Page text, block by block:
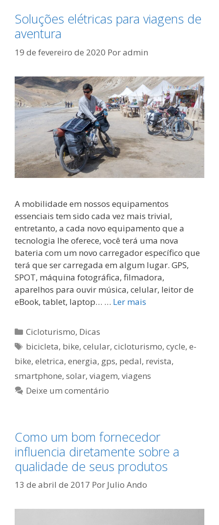
Soluções elétricas para viagens de
aventura
19 de fevereiro de 2020 Poradmin
A mobilidade em nossos equipamentos
essenciais tem sido cada vez mais trivial,
entretanto, a cada novo equipamento que a
tecnologia lhe oferece, você terá uma nova
bateria com um novo carregador específico que
terá que ser carregada em algum lugar. GPS,
SPOT, máquina fotográfica, filmadora,
aparelhos para ouvir música, celular, leitor de
eBook, tablet, laptop… … Ler mais
Categorias
Cicloturismo, Dicas
Tags
bicicleta, bike,celular,cicloturismo,cycle,e-
bike, eletrica, energia, gps, pedal, revista,
smartphone, solar, viagem, viagens
Deixe um comentário
Como um bom fornecedor
influencia diretamente sobre a
qualidade de seus produtos
13 de abril de 2017 Por Julio Ando